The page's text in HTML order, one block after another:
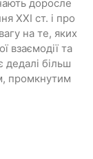
доросле
XXI ст. і про
на те, яких
взаємодії та
дедалі більш
промкнутим